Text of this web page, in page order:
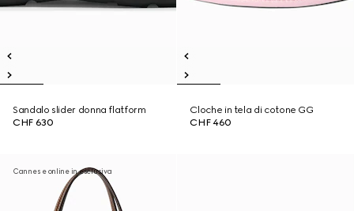
Sandalo slider donna flatform
CHF 630
Cloche in tela di cotone GG
CHF 460
Cannes e online in esclusiva